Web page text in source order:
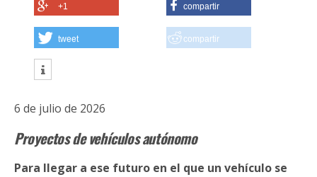
+1 compartir
tweet compartir
6 de julio de 2026
Proyectos de vehículos autónomo
Para llegar a ese futuro en el que un vehículo se